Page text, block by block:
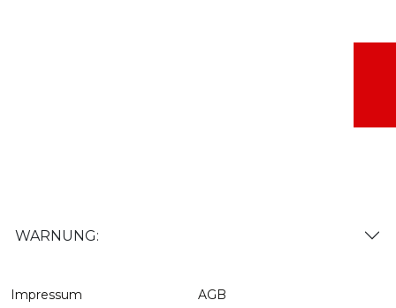
WARNUNG:
Impressum AGB